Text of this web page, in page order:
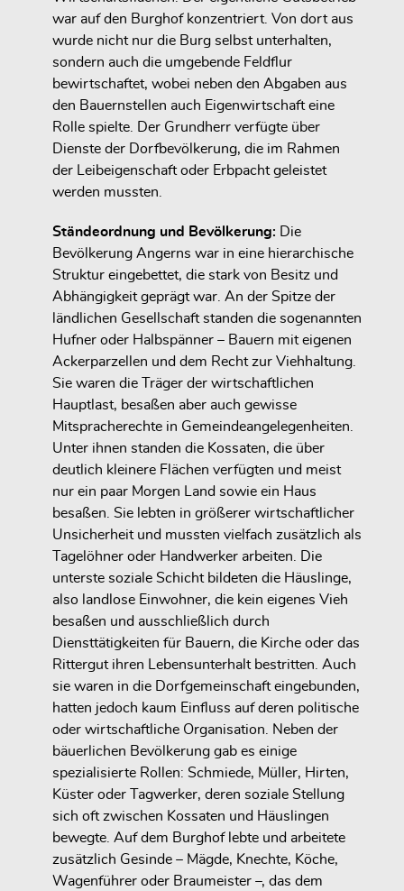
war auf den Burghof konzentriert. Von dort aus
wurde nicht nur die Burg selbst unterhalten,
sondern auch die umgebende Feldflur
bewirtschaftet, wobei neben den Abgaben aus
den Bauernstellen auch Eigenwirtschaft eine
Rolle spielte. Der Grundherr verfügte über
Dienste der Dorfbevölkerung, die im Rahmen
der Leibeigenschaft oder Erbpacht geleistet
werden mussten.
Ständeordnung und Bevölkerung: Die
Bevölkerung Angerns war in eine hierarchische
Struktur eingebettet, die stark von Besitz und
Abhängigkeit geprägt war. An der Spitze der
ländlichen Gesellschaft standen die sogenannten
Hufner oder Halbspänner – Bauern mit eigenen
Ackerparzellen und dem Recht zur Viehhaltung.
Sie waren die Träger der wirtschaftlichen
Hauptlast, besaßen aber auch gewisse
Mitspracherechte in Gemeindeangelegenheiten.
Unter ihnen standen die Kossaten, die über
deutlich kleinere Flächen verfügten und meist
nur ein paar Morgen Land sowie ein Haus
besaßen. Sie lebten in größerer wirtschaftlicher
Unsicherheit und mussten vielfach zusätzlich als
Tagelöhner oder Handwerker arbeiten. Die
unterste soziale Schicht bildeten die Häuslinge,
also landlose Einwohner, die kein eigenes Vieh
besaßen und ausschließlich durch
Diensttätigkeiten für Bauern, die Kirche oder das
Rittergut ihren Lebensunterhalt bestritten. Auch
sie waren in die Dorfgemeinschaft eingebunden,
hatten jedoch kaum Einfluss auf deren politische
oder wirtschaftliche Organisation. Neben der
bäuerlichen Bevölkerung gab es einige
spezialisierte Rollen: Schmiede, Müller, Hirten,
Küster oder Tagwerker, deren soziale Stellung
sich oft zwischen Kossaten und Häuslingen
bewegte. Auf dem Burghof lebte und arbeitete
zusätzlich Gesinde – Mägde, Knechte, Köche,
Wagenführer oder Braumeister –, das dem